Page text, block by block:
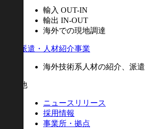
輸入 OUT-IN
輸出 IN-OUT
海外での現地調達
人材派遣・人材紹介事業
海外技術系人材の紹介、派遣
その他
ニュースリリース
採用情報
事業所・拠点